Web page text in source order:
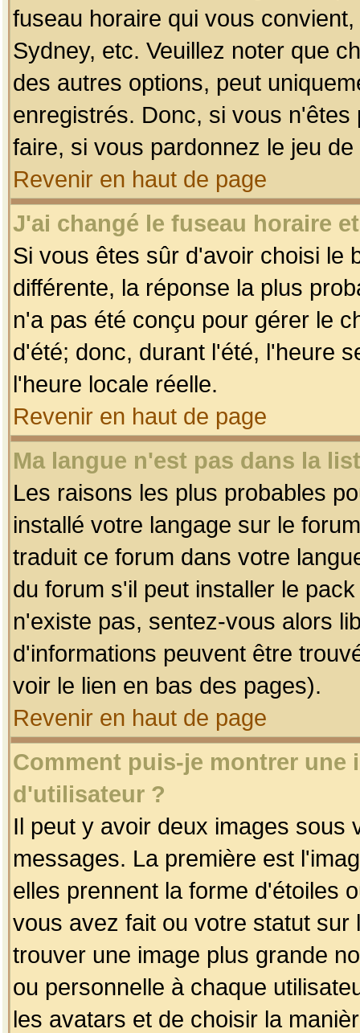
fuseau horaire qui vous
Sydney, etc. Veuillez noter que
des autres options, peut
enregistrés. Donc, si vous
faire, si vous pardonnez le jeu
Revenir en haut de page
J'ai changé le fuseau horaire
Si vous êtes sûr d'avoir choisi le
différente, la réponse la plus
n'a pas été conçu pour gérer le
d'été; donc, durant l'été, l'heure
l'heure locale réelle.
Revenir en haut de page
Ma langue n'est pas dans la
Les raisons les plus probables
installé votre langage sur le
traduit ce forum dans votre
du forum s'il peut installer le
n'existe pas, sentez-vous alors
d'informations peuvent être
voir le lien en bas des pages).
Revenir en haut de page
Comment puis-je montrer une
d'utilisateur ?
Il peut y avoir deux images sous
messages. La première est
elles prennent la forme d'étoiles
vous avez fait ou votre statut
trouver une image plus grande
ou personnelle à chaque
les avatars et de choisir la